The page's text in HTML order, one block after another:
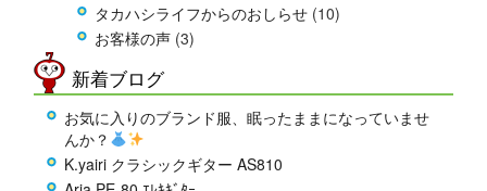
タカハシライフからのおしらせ (10)
お客様の声 (3)
新着ブログ
お気に入りのブランド服、眠ったままになっていませ
んか？
K.yairi クラシックギター AS810